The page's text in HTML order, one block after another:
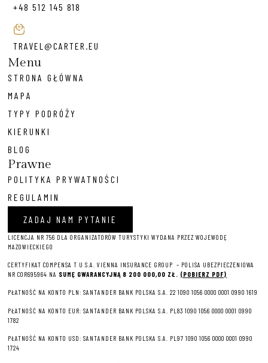
+48 512 145 818
TRAVEL@CARTER.EU
Menu
STRONA GŁÓWNA
MAPA
TYPY PODRÓŻY
KIERUNKI
BLOG
Prawne
POLITYKA PRYWATNOŚCI
REGULAMIN
ZADAJ NAM PYTANIE
LICENCJA NR 756 DLA ORGANIZATORÓW TURYSTYKI WYDANA PRZEZ WOJEWODĘ
MAZOWIECKIEGO
CERTYFIKAT COMPENSA T U S.A. VIENNA INSURANCE GROUP – POLISA UBEZPIECZENIOWA
NR COR695964 NA SUMĘ GWARANCYJNĄ 8 200 000,00 ZŁ. (POBIERZ PDF)
PŁATNOŚĆ NA KONTO PLN: SANTANDER BANK POLSKA S.A. 22 1090 1056 0000 0001 0990 1619
PŁATNOŚĆ NA KONTO EUR: SANTANDER BANK POLSKA S.A. PL83 1090 1056 0000 0001 0990
1782
PŁATNOŚĆ NA KONTO USD: SANTANDER BANK POLSKA S.A. PL97 1090 1056 0000 0001 0990
1724